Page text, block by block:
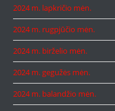
2024 m. lapkričio mėn.
2024 m. rugpjūčio mėn.
2024 m. birželio mėn.
2024 m. gegužės mėn.
2024 m. balandžio mėn.